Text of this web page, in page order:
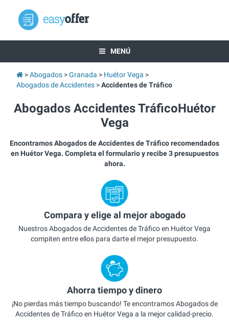
MENÚ
Abogados Granada
Huétor Vega
Abogados de Accidentes
Accidentes de Tráfico
Abogados Accidentes TráficoHuétor
Vega
Encontramos Abogados de Accidentes de Tráfico recomendados
en Huétor Vega. Completa el formulario y recibe 3 presupuestos
ahora.
Compara y elige al mejor abogado
Nuestros Abogados de Accidentes de Tráfico en Huétor Vega
compiten entre ellos para darte el mejor presupuesto.
Ahorra tiempo y dinero
¡No pierdas más tiempo buscando! Te encontramos Abogados de
Accidentes de Tráfico en Huétor Vega a la mejor calidad-precio.